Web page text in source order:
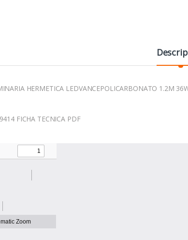
HERMETICA LEDVANCEPOLICARBONATO 1.2M
FICHA TECNICA PDF